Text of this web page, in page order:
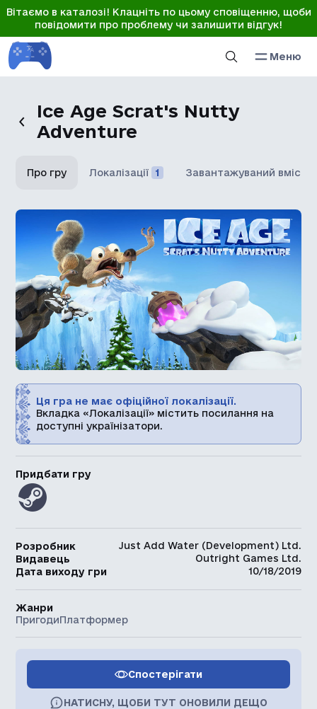
Вітаємо в каталозі! Клацніть по цьому сповіщенню, щоби
повідомити про проблему чи залишити відгук!
Меню
Ice Age Scrat's Nutty
Adventure
Про гру Локалізації 1 Завантажуваний вміст
Ця гра не має офіційної локалізації.
Вкладка «Локалізації» містить посилання на
доступні українізатори.
Придбати гру
Розробник
Just Add Water (Development) Ltd.
Видавець
Outright Games Ltd.
Дата виходу гри
10/18/2019
Жанри
ПригодиПлатформер
Спостерігати
НАТИСНУ, ЩОБИ ТУТ ОНОВИЛИ ДЕЩО